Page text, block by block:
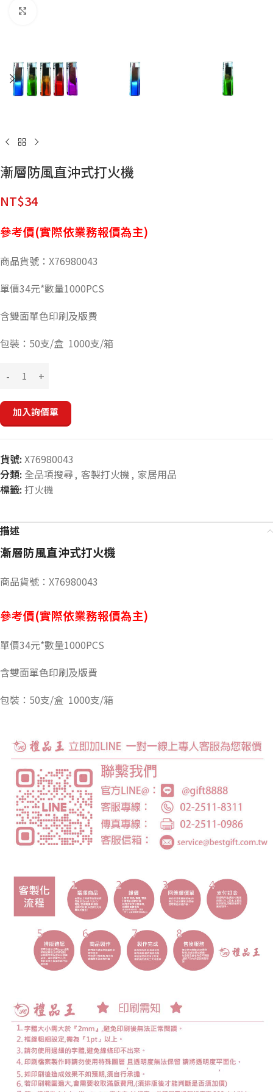
漸層防風直沖式打火機
NT$34
參考價(實際依業務報價為主)
商品貨號：X76980043
單價34元*數量1000PCS
含雙面單色印刷及版費
包裝：50支/盒 1000支/箱
加入詢價單
貨號: X76980043
分類: 全品項搜尋, 客製打火機 , 家居用品
標籤: 打火機
描述
漸層防風直沖式打火機
商品貨號：X76980043
參考價(實際依業務報價為主)
單價34元*數量1000PCS
含雙面單色印刷及版費
包裝：50支/盒 1000支/箱